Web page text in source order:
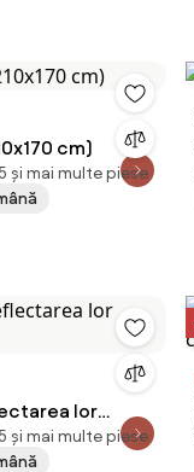
cm)
și mai multe piese
lor
și mai multe piese